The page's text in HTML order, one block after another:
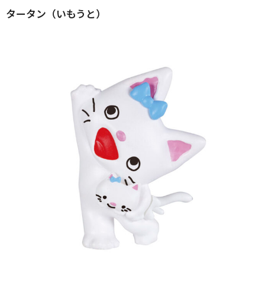
タータン（いもうと）